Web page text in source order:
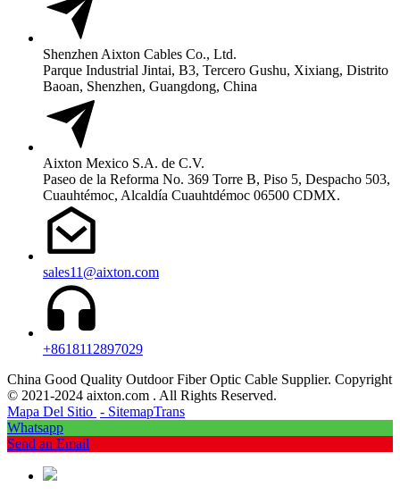
Shenzhen Aixton Cables Co., Ltd.
Parque Industrial Jintai, B3, Tercero Gushu, Xixiang, Distrito
Baoan, Shenzhen, Guangdong, China
Aixton Mexico S.A. de C.V.
Paseo de la Reforma No. 369 Torre B, Piso 5, Despacho 503,
Cuauhtémoc, Alcaldía Cuauhtdémoc 06500 CDMX.
sales11@aixton.com
+8618112897029
China Good Quality Outdoor Fiber Optic Cable Supplier. Copyright
© 2021-2024 aixton.com . All Rights Reserved.
Mapa Del Sitio - SitemapTrans
Whatsapp
Send an Email